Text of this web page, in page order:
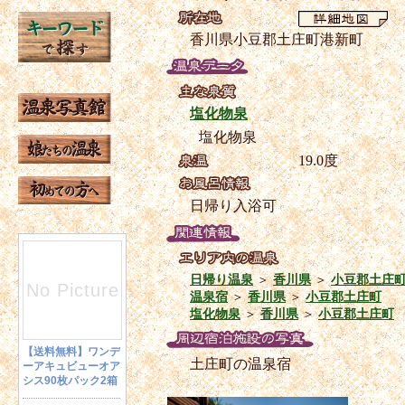
香川県小豆郡土庄町港新町
塩化物泉
塩化物泉
19.0度
日帰り入浴可
日帰り温泉＞香川県＞小豆郡土庄
温泉宿＞香川県＞小豆郡土庄町
塩化物泉＞香川県＞小豆郡土庄町
土庄町の温泉宿